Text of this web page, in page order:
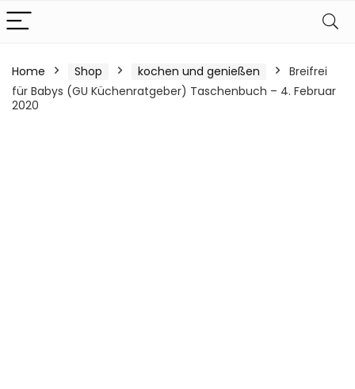
Home Shop kochen und genießen
Breifrei
für Babys (GU Küchenratgeber) Taschenbuch – 4. Februar
2020